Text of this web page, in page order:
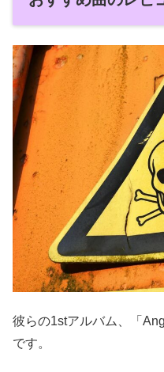
彼らの1stアルバム、「
です。